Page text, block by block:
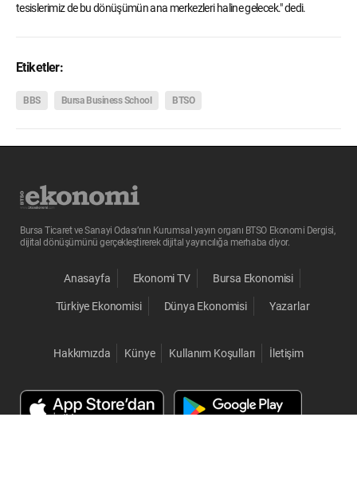
tesislerimiz de bu dönüşümün ana merkezleri haline gelecek." dedi.
Etiketler:
BBS Bursa Business School BTSO
Bursa Ticaret ve Sanayi Odası’nın Kurumsal yayın organı BTSO Ekonomi Dergisi,
dijital dönüşümünü gerçekleştirerek dijital yayıncılığa merhaba diyor.
Anasayfa Ekonomi TV Bursa Ekonomisi
Türkiye Ekonomisi Dünya Ekonomisi Yazarlar
Hakkımızda Künye Kullanım Koşulları İletişim